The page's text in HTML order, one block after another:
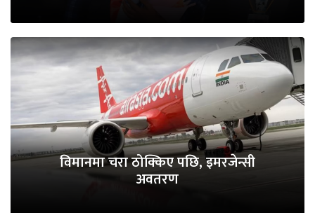
विमानमा चरा ठोक्किए पछि, इमरजेन्सी
अवतरण